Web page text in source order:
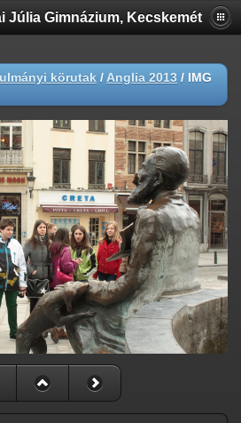
Júlia Gimnázium, Kecskemét
körutak / Anglia 2013 / IMG